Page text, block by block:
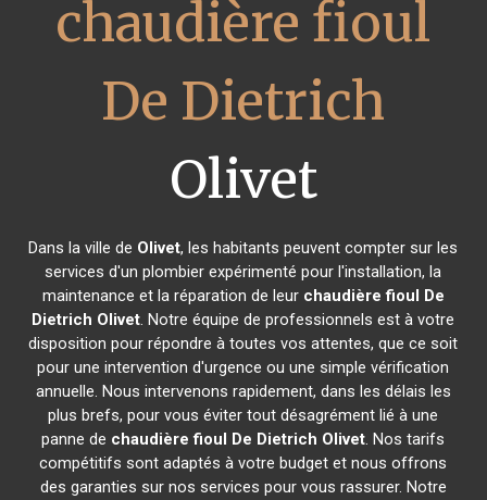
chaudière fioul
De Dietrich
Olivet
Dans la ville de Olivet, les habitants peuvent compter sur les
services d'un plombier expérimenté pour l'installation, la
maintenance et la réparation de leur chaudière fioul De
Dietrich Olivet. Notre équipe de professionnels est à votre
disposition pour répondre à toutes vos attentes, que ce soit
pour une intervention d'urgence ou une simple vérification
annuelle. Nous intervenons rapidement, dans les délais les
plus brefs, pour vous éviter tout désagrément lié à une
panne de chaudière fioul De Dietrich Olivet. Nos tarifs
compétitifs sont adaptés à votre budget et nous offrons
des garanties sur nos services pour vous rassurer. Notre